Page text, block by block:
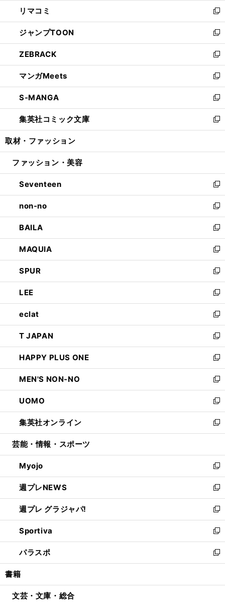
で
開
く
ド
ウ
で
開
く
ィ
ン
ド
ウ
で
開
く
し
い
ウ
ィ
ン
ド
ウ
で
開
く
リマコミ
新
し
い
ウ
ィ
ン
ド
ウ
で
開
く
ジャンプTOON
新
し
い
ウ
ィ
ン
ド
ウ
で
開
ZEBRACK
新
し
い
ウ
ィ
ン
ド
ウ
開
マンガMeets
新
し
い
ウ
ィ
ン
ウ
開
く
S-MANGA
新
し
い
ウ
ン
ウ
で
開
く
集英社コミック文庫
新
し
ウ
ン
ド
ウ
で
開
く
取材・ファッション
ファッション・美容
Seventeen
新
し
い
ウ
ィ
ン
ド
ウ
で
開
く
non-no
新
し
い
ウ
ィ
ン
ド
ウ
で
開
く
BAILA
新
し
い
ウ
ィ
ン
ド
ウ
で
開
く
MAQUIA
新
し
い
ウ
ィ
ン
ド
ウ
で
開
く
SPUR
新
し
い
ウ
ィ
ン
ド
ウ
で
開
く
LEE
新
し
い
ウ
ィ
ン
ド
ウ
で
開
く
eclat
新
し
い
ウ
ィ
ン
ド
ウ
で
開
く
T JAPAN
新
し
い
ウ
ィ
ン
ド
ウ
で
開
HAPPY PLUS ONE
新
し
い
ウ
ィ
ン
ド
ウ
開
く
MEN'S NON-NO
新
し
い
ウ
ィ
ン
ウ
で
開
く
UOMO
新
し
い
ウ
ン
ド
ウ
で
開
く
集英社オンライン
新
し
ウ
ィ
ン
ド
ウ
で
開
く
芸能・情報・スポーツ
Myojo
新
し
い
ウ
ィ
ン
ド
ウ
で
開
週プレNEWS
新
し
い
ウ
ィ
ン
ド
ウ
開
週プレ グラジャパ!
新
し
い
ウ
ィ
ン
ウ
Sportiva
新
し
い
ウ
ン
パラスポ
新
し
ウ
書籍
文芸・文庫・総合